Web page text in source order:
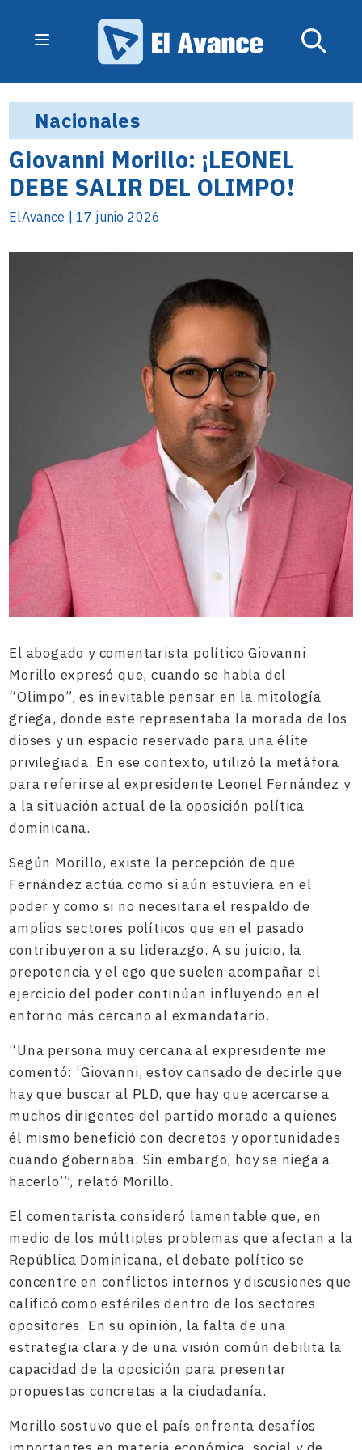
Nacionales
Giovanni Morillo: ¡LEONEL
DEBE SALIR DEL OLIMPO!
ElAvance | 17 junio 2026
El abogado y comentarista político Giovanni
Morillo expresó que, cuando se habla del
“Olimpo”, es inevitable pensar en la mitología
griega, donde este representaba la morada de los
dioses y un espacio reservado para una élite
privilegiada. En ese contexto, utilizó la metáfora
para referirse al expresidente Leonel Fernández y
a la situación actual de la oposición política
dominicana.
Según Morillo, existe la percepción de que
Fernández actúa como si aún estuviera en el
poder y como si no necesitara el respaldo de
amplios sectores políticos que en el pasado
contribuyeron a su liderazgo. A su juicio, la
prepotencia y el ego que suelen acompañar el
ejercicio del poder continúan influyendo en el
entorno más cercano al exmandatario.
“Una persona muy cercana al expresidente me
comentó: ‘Giovanni, estoy cansado de decirle que
hay que buscar al PLD, que hay que acercarse a
muchos dirigentes del partido morado a quienes
él mismo benefició con decretos y oportunidades
cuando gobernaba. Sin embargo, hoy se niega a
hacerlo’”, relató Morillo.
El comentarista consideró lamentable que, en
medio de los múltiples problemas que afectan a la
República Dominicana, el debate político se
concentre en conflictos internos y discusiones que
calificó como estériles dentro de los sectores
opositores. En su opinión, la falta de una
estrategia clara y de una visión común debilita la
capacidad de la oposición para presentar
propuestas concretas a la ciudadanía.
Morillo sostuvo que el país enfrenta desafíos